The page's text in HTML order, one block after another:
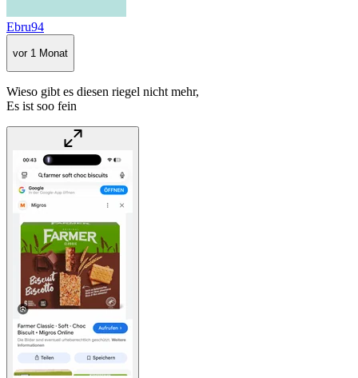
Ebru94
vor 1 Monat
Wieso gibt es diesen riegel nicht mehr,
Es ist soo fein